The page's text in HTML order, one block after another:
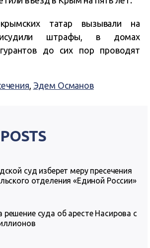
татар вызывали на
штрафы, в домах
до сих пор проводят
, Эдем Османов
суд изберет меру пресечения
отделения «Единой России»
суда об аресте Насирова с